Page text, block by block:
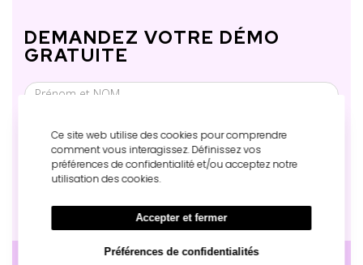
DEMANDEZ VOTRE DÉMO
GRATUITE
ENVOYER
Ce site web utilise des cookies pour comprendre
comment vous interagissez. Définissez vos
préférences de confidentialité et/ou acceptez notre
utilisation des cookies.
Préférences de confidentialités
Accepter et fermer